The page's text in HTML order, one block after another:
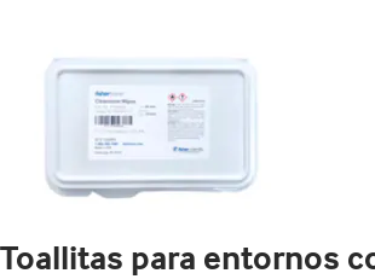
Toallitas para entornos